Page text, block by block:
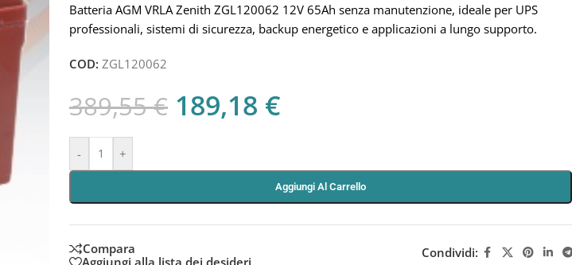
Batteria AGM VRLA Zenith ZGL120062 12V 65Ah senza manutenzione, ideale per UPS
professionali, sistemi di sicurezza, backup energetico e applicazioni a lungo supporto.
COD: ZGL120062
389,55€ 189,18 €
- +
Aggiungi Al Carrello
Compara
Condividi: